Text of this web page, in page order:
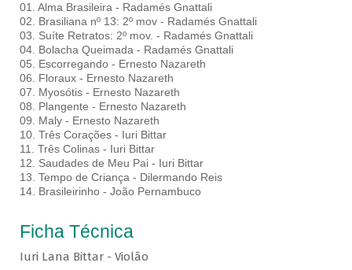
01. Alma Brasileira - Radamés Gnattali
02. Brasiliana nº 13: 2º mov - Radamés Gnattali
03. Suíte Retratos: 2º mov. - Radamés Gnattali
04. Bolacha Queimada - Radamés Gnattali
05. Escorregando - Ernesto Nazareth
06. Floraux - Ernesto Nazareth
07. Myosótis - Ernesto Nazareth
08. Plangente - Ernesto Nazareth
09. Maly - Ernesto Nazareth
10. Três Corações - Iuri Bittar
11. Três Colinas - Iuri Bittar
12. Saudades de Meu Pai - Iuri Bittar
13. Tempo de Criança - Dilermando Reis
14. Brasileirinho - João Pernambuco
Ficha Técnica
Iuri Lana Bittar - Violão